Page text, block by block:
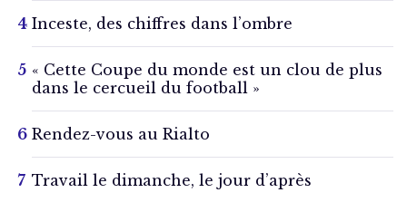
Inceste, des chiffres dans l’ombre
« Cette Coupe du monde est un clou de plus
dans le cercueil du football »
Rendez-vous au Rialto
Travail le dimanche, le jour d’après